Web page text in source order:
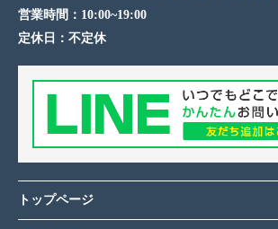
営業時間： 10:00~19:00
定休日： 不定休
トップページ